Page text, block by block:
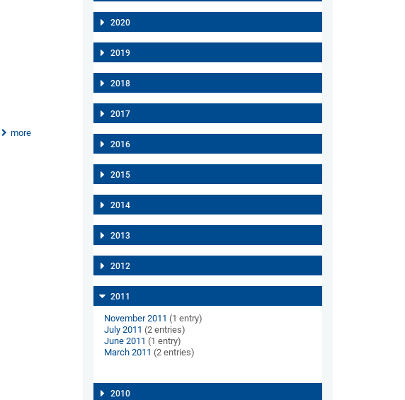
more
2020
2019
2018
2017
2016
2015
2014
2013
2012
2011
November 2011 (1 entry)
July 2011 (2 entries)
June 2011 (1 entry)
March 2011 (2 entries)
2010